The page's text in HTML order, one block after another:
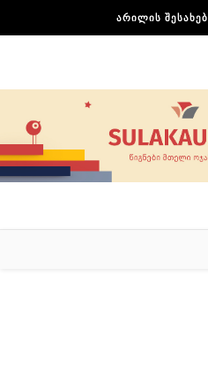
ᲐᲠᲘᲚᲘᲡ ᲨᲔᲡᲐᲮᲔᲑ